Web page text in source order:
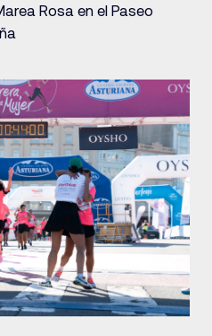
Rosa en el Paseo